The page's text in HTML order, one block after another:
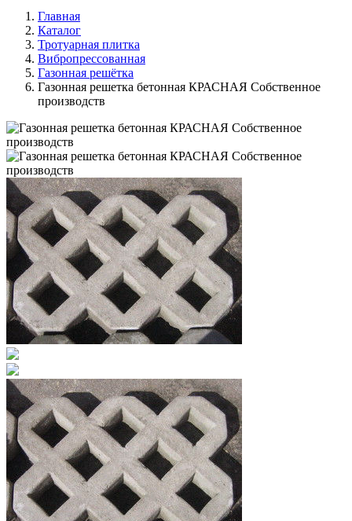
Главная
Каталог
Тротуарная плитка
Вибропрессованная
Газонная решётка
Газонная решетка бетонная КРАСНАЯ Собственное
производств